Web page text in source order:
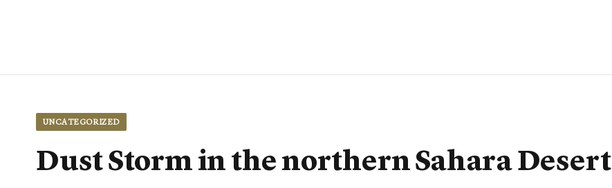
UNCATEGORIZED
Dust Storm in the northern Sahara Desert